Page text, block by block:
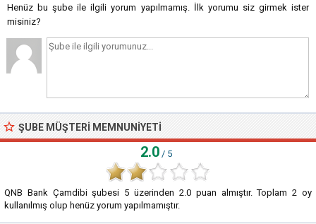
Henüz bu şube ile ilgili yorum yapılmamış. İlk yorumu siz girmek ister
misiniz?
ŞUBE MÜŞTERI MEMNUNIYETI
2.0 / 5
QNB Bank Çamdibi şubesi 5 üzerinden 2.0puan almıştır. Toplam2 oy
kullanılmış olup henüz yorum yapılmamıştır.